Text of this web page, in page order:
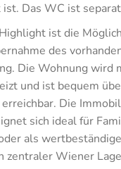
Das WC ist
ist die
des
Die Wohnung wird
und ist bequem
erreichbar. Die
sich ideal für
als wertbeständige
zentraler Wiener